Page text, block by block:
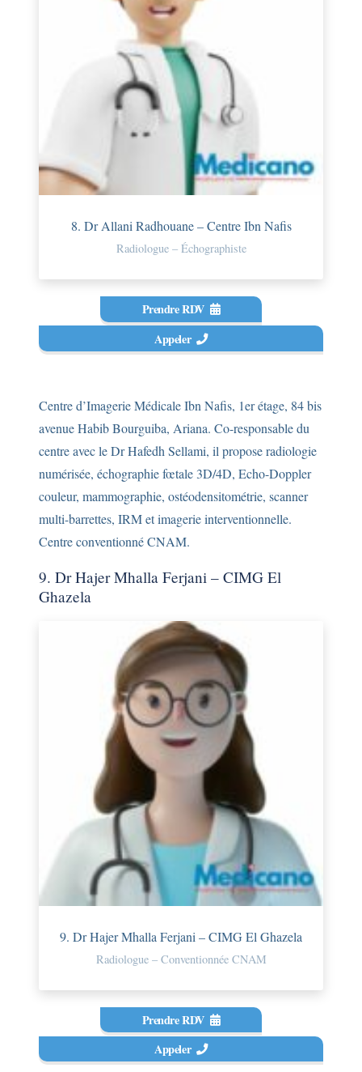
8. Dr Allani Radhouane – Centre Ibn Nafis
Radiologue – Échographiste
Prendre RDV
Appeler
Centre d’Imagerie Médicale Ibn Nafis, 1er étage, 84 bis
avenue Habib Bourguiba, Ariana. Co-responsable du
centre avec le Dr Hafedh Sellami, il propose radiologie
numérisée, échographie fœtale 3D/4D, Echo-Doppler
couleur, mammographie, ostéodensitométrie, scanner
multi-barrettes, IRM et imagerie interventionnelle.
Centre conventionné CNAM.
9. Dr Hajer Mhalla Ferjani – CIMG El
Ghazela
9. Dr Hajer Mhalla Ferjani – CIMG El Ghazela
Radiologue – Conventionnée CNAM
Prendre RDV
Appeler